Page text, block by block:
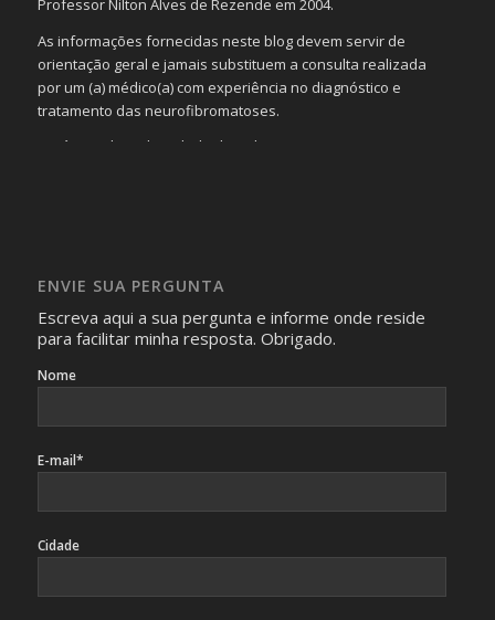
Professor Nilton Alves de Rezende em 2004.
As informações fornecidas neste blog devem servir de
orientação geral e jamais substituem a consulta realizada
por um (a) médico(a) com experiência no diagnóstico e
tratamento das neurofibromatoses.
Será omitida a identidade de todas as pessoas que
identificação da pessoa fotografada.
ENVIE SUA PERGUNTA
Escreva aqui a sua pergunta e informe onde reside
para facilitar minha resposta. Obrigado.
Nome
E-mail*
Cidade